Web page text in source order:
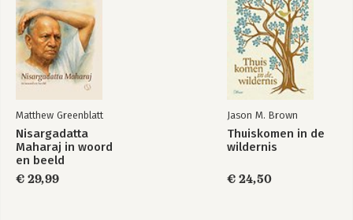
Matthew Greenblatt
Nisargadatta
Maharaj in woord
en beeld
€ 29,99
Jason M. Brown
Thuiskomen in de
wildernis
€ 24,50